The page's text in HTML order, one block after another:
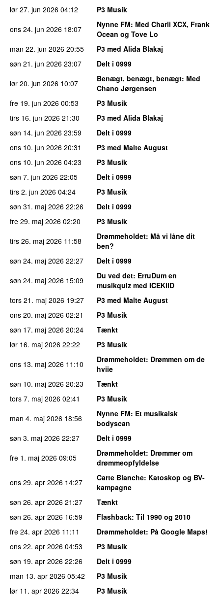
lør 27. jun 2026 04:12
P3 Musik
ons 24. jun 2026 18:07 Nynne FM: Med Charli XCX, Frank
Ocean og Tove Lo
man 22. jun 2026 20:55
P3 med Alida Blakaj
søn 21. jun 2026 23:07
Delt i 0999
lør 20. jun 2026 10:07 Benægt, benægt, benægt: Med
Chano Jørgensen
fre 19. jun 2026 00:53
P3 Musik
tirs 16. jun 2026 21:30
P3 med Alida Blakaj
søn 14. jun 2026 23:59
Delt i 0999
ons 10. jun 2026 20:31
P3 med Malte August
ons 10. jun 2026 04:23
P3 Musik
søn 7. jun 2026 22:05
Delt i 0999
tirs 2. jun 2026 04:24
P3 Musik
søn 31. maj 2026 22:26
Delt i 0999
fre 29. maj 2026 02:20
P3 Musik
tirs 26. maj 2026 11:58 Drømmeholdet: Må vi låne dit
ben?
søn 24. maj 2026 22:27
Delt i 0999
søn 24. maj 2026 15:09 Du ved det: ErruDum en
musikquiz med ICEKIID
tors 21. maj 2026 19:27
P3 med Malte August
ons 20. maj 2026 02:21
P3 Musik
søn 17. maj 2026 20:24
Tænkt
lør 16. maj 2026 22:22
P3 Musik
ons 13. maj 2026 11:10 Drømmeholdet: Drømmen om de
hviie
søn 10. maj 2026 20:23
Tænkt
tors 7. maj 2026 02:41
P3 Musik
man 4. maj 2026 18:56 Nynne FM: Et musikalsk
bodyscan
søn 3. maj 2026 22:27
Delt i 0999
fre 1. maj 2026 09:05 Drømmeholdet: Drømmer om
drømmeopfyldelse
ons 29. apr 2026 14:27 Carte Blanche: Katoskop og BV-
kampagne
søn 26. apr 2026 21:27
Tænkt
søn 26. apr 2026 16:59 Flashback: Til 1990 og 2010
fre 24. apr 2026 11:11 Drømmeholdet: På Google Maps!
ons 22. apr 2026 04:53
P3 Musik
søn 19. apr 2026 22:26
Delt i 0999
man 13. apr 2026 05:42
P3 Musik
lør 11. apr 2026 22:34 P3 Musik